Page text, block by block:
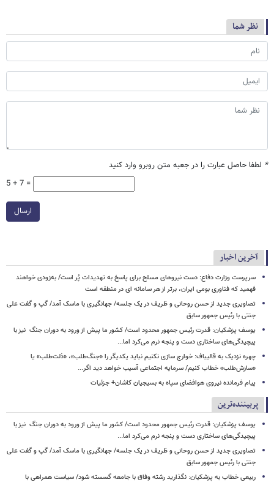
نظر شما
* لطفا حاصل عبارت را در جعبه متن روبرو وارد کنید
5 + 7 =
ارسال
آخرین اخبار
سرپرست وزارت دفاع: دست نیروهای مسلح برای پاسخ به تهدیدات پُر است/ به‌زودی خواهند
فهمید که فناوری بومی ایران، برتر از هر سامانه ای در منطقه است
تصاویری جدید از حسن روحانی و ظریف در یک جلسه/ جهانگیری با ماسک آمد/ گپ و گفت علی
جنتی با رئیس جمهور سابق
یوسف پزشکیان: قدرت رئیس‌ جمهور محدود است/ کشور ما پیش از ورود به دوران جنگ نیز با
پیچیدگی‌های ساختاری دست و پنجه نرم می‌کرد اما...
چهره نزدیک به قالیباف: خوارج سازی نکنیم نباید یکدیگر را «جنگ‌طلب»، «ذلت‌طلب» یا
«سازش‌طلب» خطاب کنیم/ سرمایه اجتماعی آسیب خواهد دید اگر...
پیام فرمانده نیروی هوافضای سپاه به بسیجیان کاشان+ جزئیات
پربیننده‌ترین
یوسف پزشکیان: قدرت رئیس‌ جمهور محدود است/ کشور ما پیش از ورود به دوران جنگ نیز با
پیچیدگی‌های ساختاری دست و پنجه نرم می‌کرد اما...
تصاویری جدید از حسن روحانی و ظریف در یک جلسه/ جهانگیری با ماسک آمد/ گپ و گفت علی
جنتی با رئیس جمهور سابق
ربیعی خطاب به پزشکیان: نگذارید رشته وفاق با جامعه گسسته شود/ سیاست همراهی با